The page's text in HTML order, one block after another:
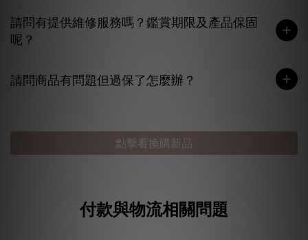
請問有提供維修服務嗎？鑑賞期限及產品保固
呢？
請問商品有問題但過保了怎麼辦？
點擊看換購新品
付款與物流相關問題